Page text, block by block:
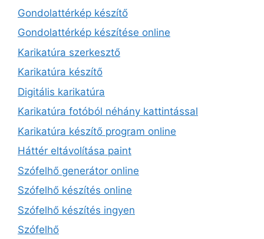
Gondolattérkép készítő
Gondolattérkép készítése online
Karikatúra szerkesztő
Karikatúra készítő
Digitális karikatúra
Karikatúra fotóból néhány kattintással
Karikatúra készítő program online
Háttér eltávolítása paint
Szófelhő generátor online
Szófelhő készítés online
Szófelhő készítés ingyen
Szófelhő